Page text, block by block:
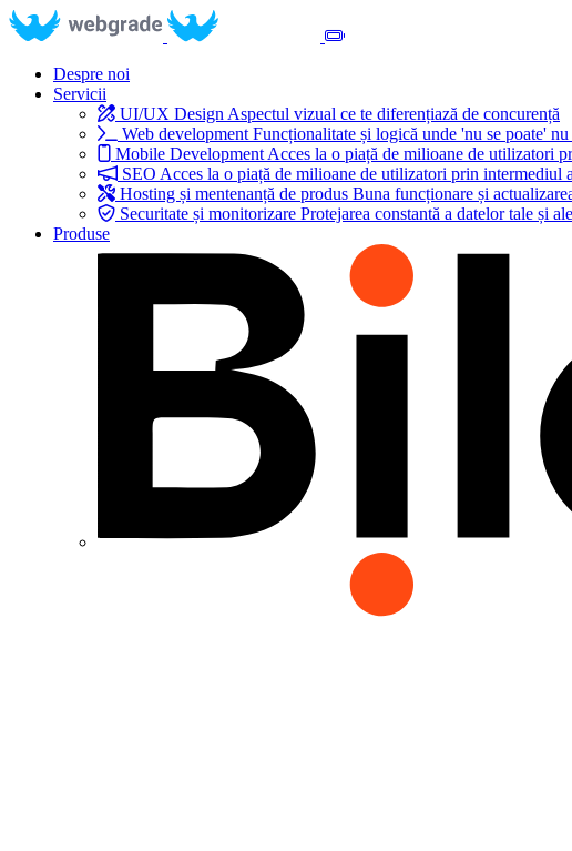
Despre noi
Servicii
UI/UX Design Aspectul vizual ce te diferențiază de concurență
Web development Funcționalitate și logică unde 'nu se poate'
Mobile Development Acces la o piață de milioane de utilizatori
SEO Acces la o piață de milioane de utilizatori prin intermediul
Hosting și mentenanță de produs Buna funcționare și
Securitate și monitorizare Protejarea constantă a datelor tale și
Produse